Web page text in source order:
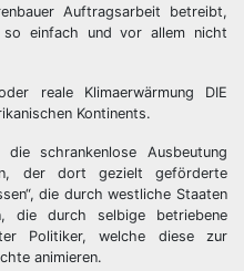
Auftragsarbeit betreibt,
einfach und vor allem nicht
reale Klimaerwärmung DIE
Kontinents.
schrankenlose Ausbeutung
der dort gezielt geförderte
die durch westliche Staaten
die durch selbige betriebene
Politiker, welche diese zur
animieren.